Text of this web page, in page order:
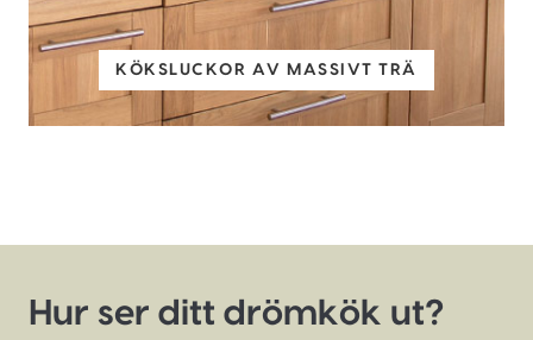
KÖKSLUCKOR AV MASSIVT TRÄ
Hur ser ditt drömkök ut?